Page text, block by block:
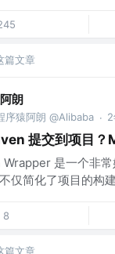
篇文章
朗
序猿阿朗 @Alibaba ·
提交到项目
Wrapper 是一个非
仅简化了项目的构
8
篇文章